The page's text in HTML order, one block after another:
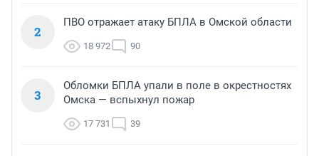
2
ПВО отражает атаку БПЛА в Омской области
18 972 90
3
Обломки БПЛА упали в поле в окрестностях
Омска — вспыхнул пожар
17 731 39